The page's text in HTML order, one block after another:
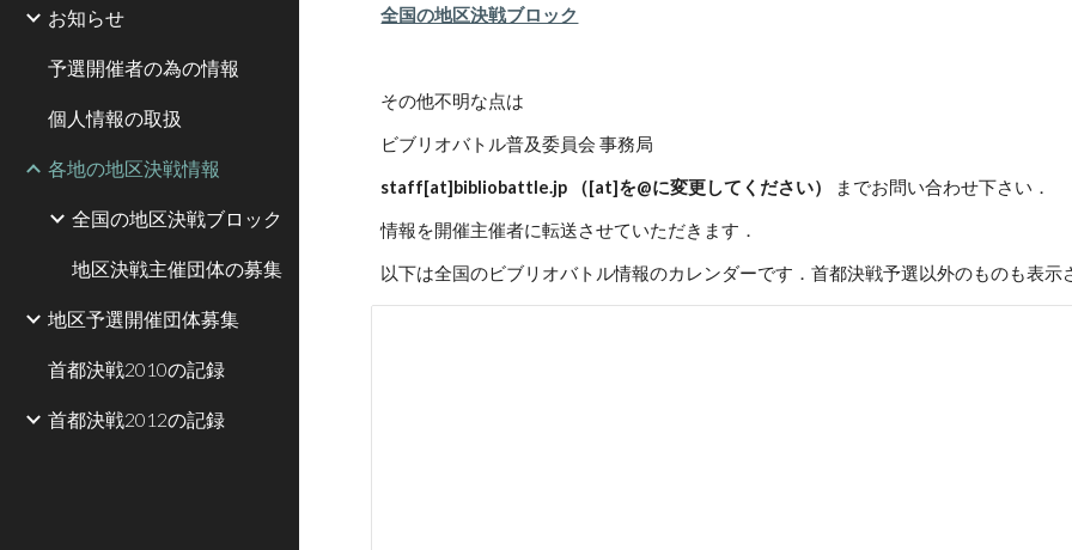
お知らせ
予選開催者の為の情報
個人情報の取扱
各地の地区決戦情報
全国の地区決戦ブロック
地区決戦主催団体の募集
地区予選開催団体募集
首都決戦2010の記録
首都決戦2012の記録
全国の地区決戦ブロック
その他不明な点は
ビブリオバトル普及委員会 事務局
staff[at]bibliobattle.jp （[at]を@に変更してください） までお問い合わせ下さい．
情報を開催主催者に転送させていただきます．
以下は全国のビブリオバトル情報のカレンダーです．首都決戦予選以外のものも表示